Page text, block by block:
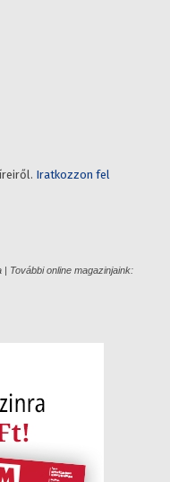
Iratkozzon fel
További online magazinjaink: